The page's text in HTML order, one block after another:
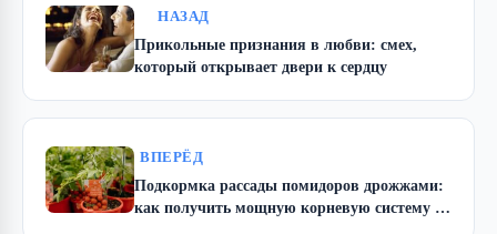
НАЗАД
Прикольные признания в любви: смех,
который открывает двери к сердцу
ВПЕРЁД
Подкормка рассады помидоров дрожжами:
как получить мощную корневую систему и